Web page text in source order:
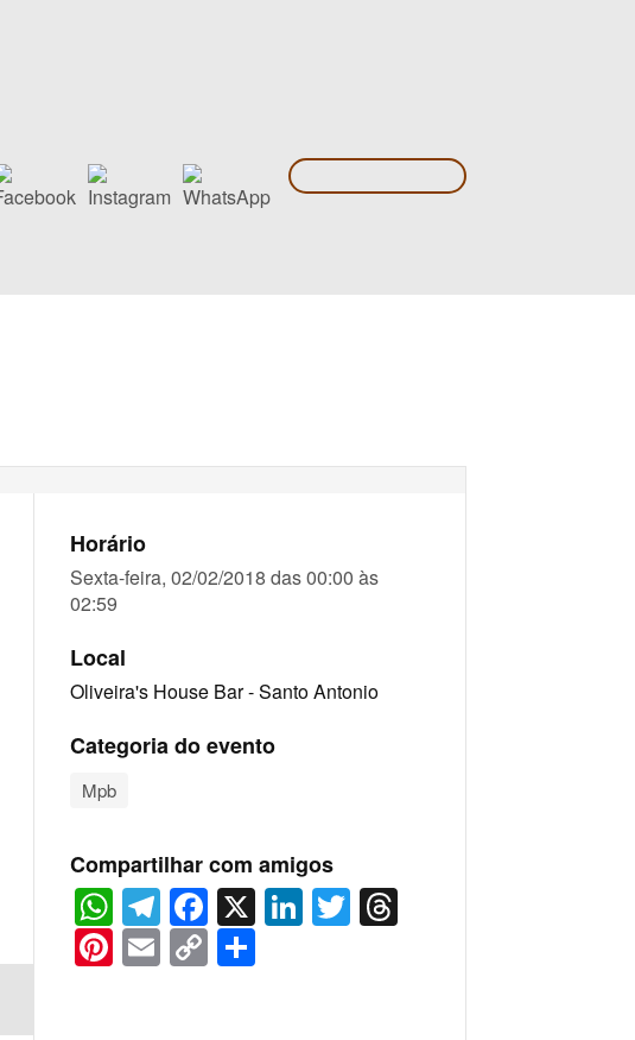
Horário
Sexta-feira, 02/02/2018 das 00:00 às
02:59
Local
Oliveira's House Bar - Santo Antonio
Categoria do evento
Mpb
Compartilhar com amigos
WhatsApp
Telegram
Facebook
X LinkedIn
Twitter
Pinterest
Email
Copy
Link